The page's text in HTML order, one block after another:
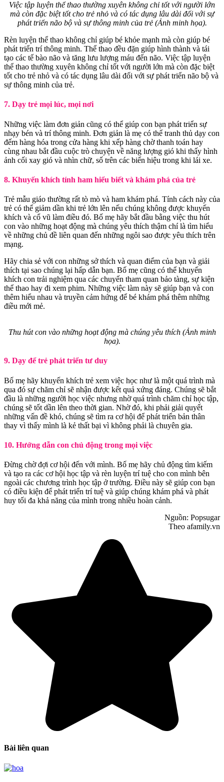
Việc tập luyện thể thao thường xuyên không chỉ tốt với người lớn
mà còn đặc biệt tốt cho trẻ nhỏ và có tác dụng lâu dài đối với sự
phát triển não bộ và sự thông minh của trẻ (Ảnh minh họa).
Rèn luyện thể thao không chỉ giúp bé khỏe mạnh mà còn giúp bé
phát triển trí thông minh. Thể thao đều đặn giúp hình thành và tái
tạo các tế bào não và tăng lưu lượng máu đến não. Việc tập luyện
thể thao thường xuyên không chỉ tốt với người lớn mà còn đặc biệt
tốt cho trẻ nhỏ và có tác dụng lâu dài đối với sự phát triển não bộ và
sự thông minh của trẻ.
7. Dạy trẻ mọi lúc, mọi nơi
Những việc làm đơn giản cũng có thể giúp con bạn phát triển sự
nhạy bén và trí thông minh. Đơn giản là mẹ có thể tranh thủ dạy con
đếm hàng hóa trong cửa hàng khi xếp hàng chờ thanh toán hay
cùng nhau bắt đầu cuộc trò chuyện về năng lượng gió khi thấy hình
ảnh cối xay gió và nhìn chữ, số trên các biển hiệu trong khi lái xe.
8. Khuyến khích tính ham hiểu biết và khám phá của trẻ
Trẻ mẫu giáo thường rất tò mò và ham khám phá. Tính cách này của
trẻ có thể giảm dần khi trẻ lớn lên nếu chúng không được khuyến
khích và cổ vũ làm điều đó. Bố mẹ hãy bắt đầu bằng việc thu hút
con vào những hoạt động mà chúng yêu thích thậm chí là tìm hiểu
về những chủ đề liên quan đến những ngôi sao được yêu thích trên
mạng.
Hãy chia sẻ với con những sở thích và quan điểm của bạn và giải
thích tại sao chúng lại hấp dẫn bạn. Bố mẹ cũng có thể khuyến
khích con trải nghiệm qua các chuyến tham quan bảo tàng, sự kiện
thể thao hay đi xem phim. Những việc làm này sẽ giúp bạn và con
thêm hiểu nhau và truyền cảm hứng để bé khám phá thêm những
điều mới mẻ.
Thu hút con vào những hoạt động mà chúng yêu thích (Ảnh minh
họa).
9. Dạy để trẻ phát triển tư duy
Bố mẹ hãy khuyến khích trẻ xem việc học như là một quá trình mà
qua đó sự chăm chỉ sẽ nhận được kết quả xứng đáng. Chúng sẽ bắt
đầu là những người học việc nhưng nhờ quá trình chăm chỉ học tập,
chúng sẽ tốt dần lên theo thời gian. Nhờ đó, khi phải giải quyết
những vấn đề khó, chúng sẽ tìm ra cơ hội để phát triển bản thân
thay vì thấy mình là kẻ thất bại vì không phải là chuyên gia.
10. Hướng dẫn con chủ động trong mọi việc
Đừng chờ đợi cơ hội đến với mình. Bố mẹ hãy chủ động tìm kiếm
và tạo ra các cơ hội học tập và rèn luyện trí tuệ cho con mình bên
ngoài các chương trình học tập ở trường. Điều này sẽ giúp con bạn
có điều kiện để phát triển trí tuệ và giúp chúng khám phá và phát
huy tối đa khả năng của mình trong nhiều hoàn cảnh.
Nguồn: Popsugar
Theo afamily.vn
Bài liên quan